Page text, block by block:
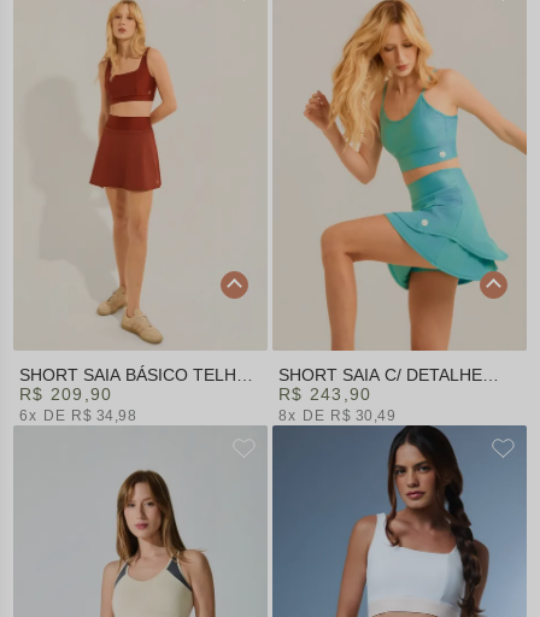
SHORT SAIA BÁSICO TELHA |
OFF FORM
R$ 209,90
6x R$ 34,98
SHORT SAIA C/ DETALHE
VERDE JADE | OFF FORM
R$ 243,90
8x R$ 30,49